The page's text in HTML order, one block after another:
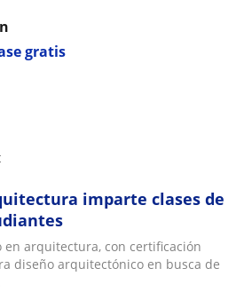
gratis
imparte clases de
arquitectura, con certificación
diseño arquitectónico en busca de